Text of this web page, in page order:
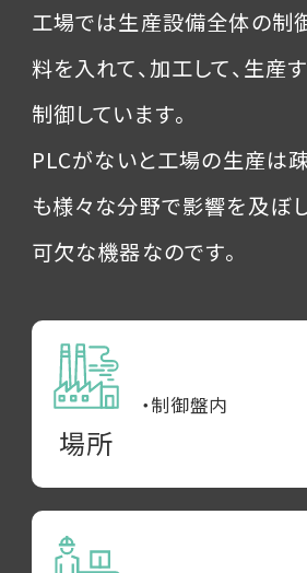
工場では生産設備全体の制
料を入れて、加工して、生産
制御しています。
PLCがないと工場の生産は
も様々な分野で影響を及ぼ
可欠な機器なのです。
場所
・制御盤内